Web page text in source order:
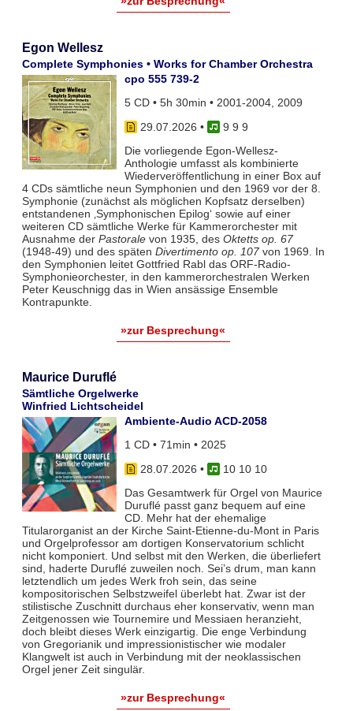
Egon Wellesz
Complete Symphonies • Works for Chamber Orchestra
cpo 555 739-2
5 CD • 5h 30min • 2001-2004, 2009
29.07.2026 •
9 9 9
Die vorliegende Egon-Wellesz-
Anthologie umfasst als kombinierte
Wiederveröffentlichung in einer Box auf
4 CDs sämtliche neun Symphonien und den 1969 vor der 8.
Symphonie (zunächst als möglichen Kopfsatz derselben)
entstandenen ‚Symphonischen Epilog‘ sowie auf einer
weiteren CD sämtliche Werke für Kammerorchester mit
Ausnahme der Pastoralevon 1935, des Oktetts op. 67
(1948-49) und des späten Divertimento op. 107von 1969. In
den Symphonien leitet Gottfried Rabl das ORF-Radio-
Symphonieorchester, in den kammerorchestralen Werken
Peter Keuschnigg das in Wien ansässige Ensemble
Kontrapunkte.
»zur Besprechung«
Maurice Duruflé
Sämtliche Orgelwerke
Winfried Lichtscheidel
Ambiente-Audio ACD-2058
1 CD • 71min • 2025
28.07.2026 •
10 10 10
Das Gesamtwerk für Orgel von Maurice
Duruflé passt ganz bequem auf eine
CD. Mehr hat der ehemalige
Titularorganist an der Kirche Saint-Etienne-du-Mont in Paris
und Orgelprofessor am dortigen Konservatorium schlicht
nicht komponiert. Und selbst mit den Werken, die überliefert
sind, haderte Duruflé zuweilen noch. Sei’s drum, man kann
letztendlich um jedes Werk froh sein, das seine
kompositorischen Selbstzweifel überlebt hat. Zwar ist der
stilistische Zuschnitt durchaus eher konservativ, wenn man
Zeitgenossen wie Tournemire und Messiaen heranzieht,
doch bleibt dieses Werk einzigartig. Die enge Verbindung
von Gregorianik und impressionistischer wie modaler
Klangwelt ist auch in Verbindung mit der neoklassischen
Orgel jener Zeit singulär.
»zur Besprechung«